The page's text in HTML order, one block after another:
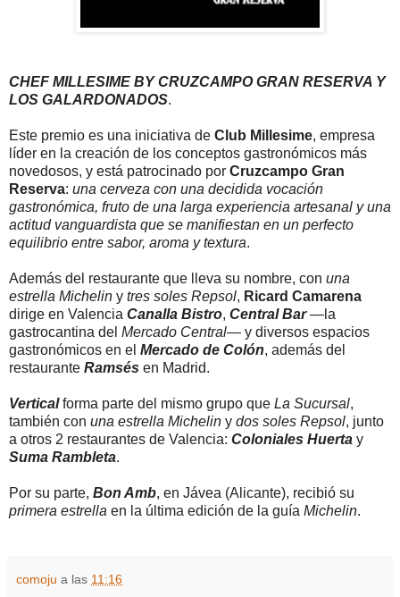
CHEF MILLESIME BY CRUZCAMPO GRAN RESERVA Y
LOS GALARDONADOS.
Este premio es una iniciativa de Club Millesime, empresa
líder en la creación de los conceptos gastronómicos más
novedosos, y está patrocinado por Cruzcampo Gran
Reserva: una cerveza con una decidida vocación
gastronómica, fruto de una larga experiencia artesanal y una
actitud vanguardista que se manifiestan en un perfecto
equilibrio entre sabor, aroma y textura.
Además del restaurante que lleva su nombre, con una
estrella Michelin y tres soles Repsol, Ricard Camarena
dirige en Valencia Canalla Bistro, Central Bar—la
gastrocantina del Mercado Central— y diversos espacios
gastronómicos en el Mercado de Colón, además del
restaurante Ramsés en Madrid.
Verticalforma parte del mismo grupo que La Sucursal,
también con una estrella Michelin y dos soles Repsol, junto
a otros 2 restaurantes de Valencia: Coloniales Huerta y
Suma Rambleta.
Por su parte, Bon Amb, en Jávea (Alicante), recibió su
primera estrella en la última edición de la guía Michelin.
comoju a las 11:16